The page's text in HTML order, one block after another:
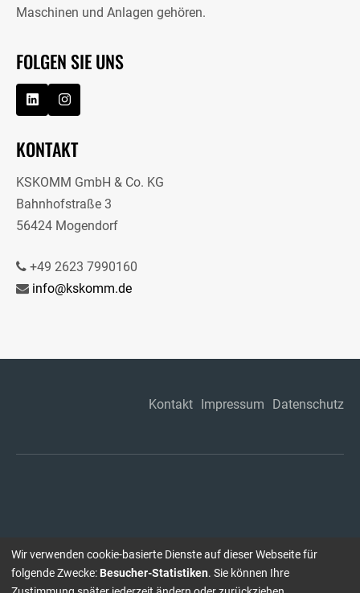
Maschinen und Anlagen gehören.
FOLGEN SIE UNS
KONTAKT
KSKOMM GmbH & Co. KG
Bahnhofstraße 3
56424 Mogendorf
+49 2623 7990160
info@kskomm.de
Kontakt Impressum Datenschutz
Wir verwenden cookie-basierte Dienste auf dieser Webseite für
folgende Zwecke: Besucher-Statistiken. Sie können Ihre